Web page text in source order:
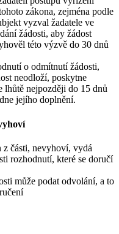
zákona, zejména podle
vyzval žadatele ve
žádosti, aby žádost
této výzvě do 30 dnů
o odmítnutí žádosti,
neodloží, poskytne
lhůtě nejpozději do 15 dnů
jejího doplnění.
části, nevyhoví, vydá
rozhodnutí, které se doručí
může podat odvolání, a to